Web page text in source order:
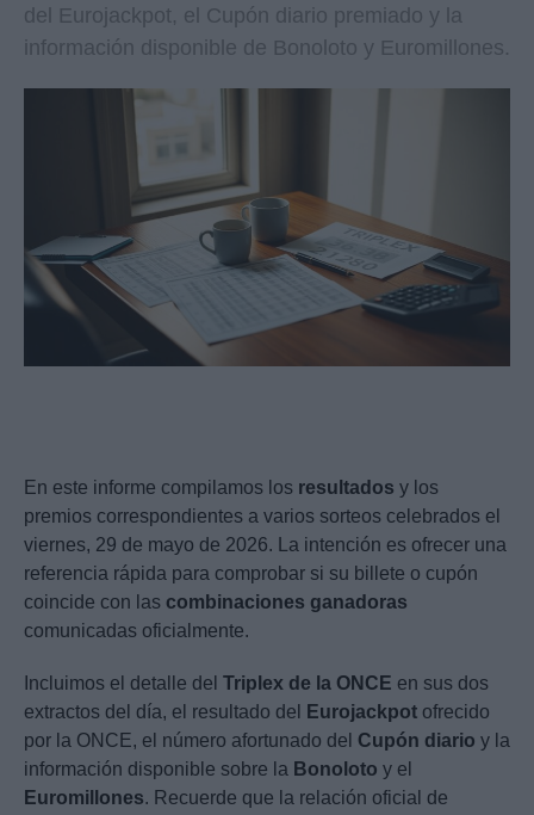
del Eurojackpot, el Cupón diario premiado y la
información disponible de Bonoloto y Euromillones.
En este informe compilamos los resultados y los
premios correspondientes a varios sorteos celebrados el
viernes, 29 de mayo de 2026. La intención es ofrecer una
referencia rápida para comprobar si su billete o cupón
coincide con las combinaciones ganadoras
comunicadas oficialmente.
Incluimos el detalle del Triplex de la ONCE en sus dos
extractos del día, el resultado del
Eurojackpot ofrecido
por la ONCE, el número afortunado del Cupón diario y la
información disponible sobre la Bonoloto y el
Euromillones. Recuerde que la relación oficial de